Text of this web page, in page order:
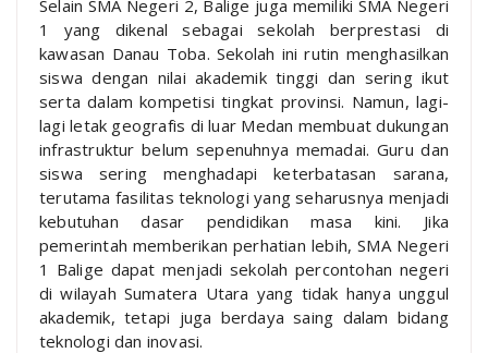
Selain SMA Negeri 2, Balige juga memiliki SMA Negeri
1 yang dikenal sebagai sekolah berprestasi di
kawasan Danau Toba. Sekolah ini rutin menghasilkan
siswa dengan nilai akademik tinggi dan sering ikut
serta dalam kompetisi tingkat provinsi. Namun, lagi-
lagi letak geografis di luar Medan membuat dukungan
infrastruktur belum sepenuhnya memadai. Guru dan
siswa sering menghadapi keterbatasan sarana,
terutama fasilitas teknologi yang seharusnya menjadi
kebutuhan dasar pendidikan masa kini. Jika
pemerintah memberikan perhatian lebih, SMA Negeri
1 Balige dapat menjadi sekolah percontohan negeri
di wilayah Sumatera Utara yang tidak hanya unggul
akademik, tetapi juga berdaya saing dalam bidang
teknologi dan inovasi.